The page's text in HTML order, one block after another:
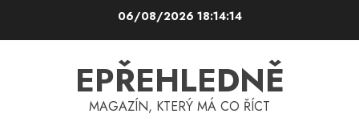
06/08/2026 18:14:15
EPŘEHLEDNĚ
MAGAZÍN, KTERÝ MÁ CO ŘÍCT